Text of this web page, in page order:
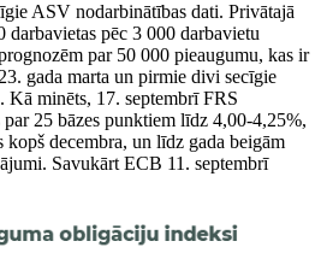
ASV nodarbinātības dati. Privātajā
darbavietas pēc 3 000 darbavietu
par 50 000 pieaugumu, kas ir
gada marta un pirmie divi secīgie
Kā minēts, 17. septembrī FRS
25 bāzes punktiem līdz 4,00-4,25%,
kopš decembra, un līdz gada beigām
Savukārt ECB 11. septembrī